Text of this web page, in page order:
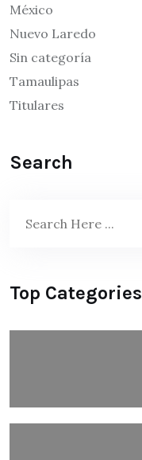
México
Nuevo Laredo
Sin categoría
Tamaulipas
Titulares
Search
Top Categories